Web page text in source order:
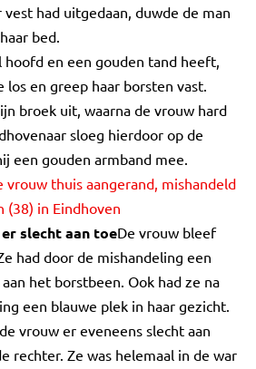
had uitgedaan, duwde de man
bed.
hoofd en een gouden tand heeft,
los en greep haar borsten vast.
broek uit, waarna de vrouw hard
sloeg hierdoor op de
een gouden armband mee.
vrouw thuis aangerand, mishandeld
(38) in Eindhoven
slecht aan toeDe vrouw bleef
had door de mishandeling een
het borstbeen. Ook had ze na
een blauwe plek in haar gezicht.
vrouw er eveneens slecht aan
rechter. Ze was helemaal in de war